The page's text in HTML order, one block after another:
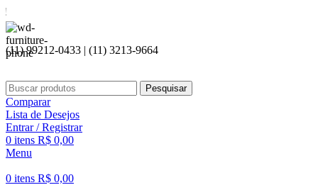
(11) 99212-0433 | (11) 3213-9664
Pesquisar
Comparar
Lista de Desejos
Entrar / Registrar
0 itens R$ 0,00
Menu
0 itens R$ 0,00